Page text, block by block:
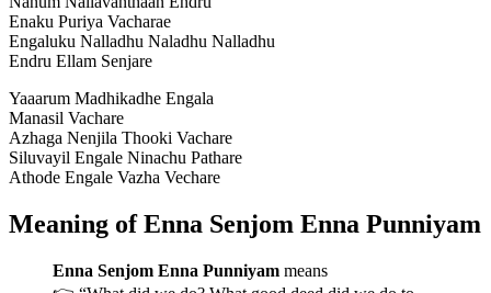
Enaku Puriya Vacharae
Engaluku Nalladhu Naladhu Nalladhu
Endru Ellam Senjare
Yaaarum Madhikadhe Engala
Manasil Vachare
Azhaga Nenjila Thooki Vachare
Siluvayil Engale Ninachu Pathare
Athode Engale Vazha Vechare
Meaning of Enna Senjom Enna Punniyam
Enna Senjom Enna Punniyam means